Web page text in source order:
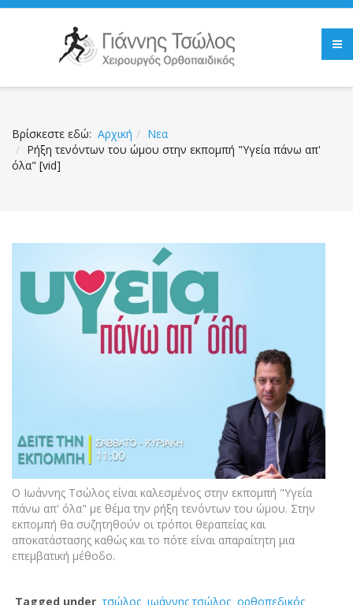
Βρίσκεστε εδώ: Αρχική
Νεα
Ρήξη τενόντων του ώμου στην εκπομπή "Υγεία πάνω απ'
όλα" [vid]
Ο Ιωάννης Τσώλος είναι καλεσμένος στην εκπομπή "Υγεία
πάνω απ' όλα" με θέμα την ρήξη τενόντων του ώμου. Στην
εκπομπή θα συζητηθούν οι τρόποι θεραπείας και
αποκατάστασης καθώς και το πότε είναι απαραίτητη μια
επεμβατική μέθοδο.
Tagged under τσώλος ιωάννης τσώλος ορθοπεδικός